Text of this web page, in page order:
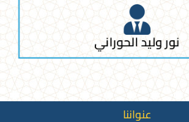
نور وليد الحوراني
عنواننا